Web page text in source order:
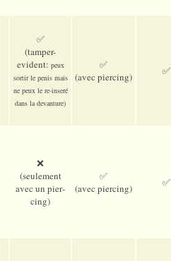
✅
(tamper-
evident: peux
sortir le penis mais
ne peux le re-inseré
dans la devanture)
✅
(avec pier­cing)
✅
❌
(seulement
avec un pier­
cing)
✅
(avec pier­cing)
✅